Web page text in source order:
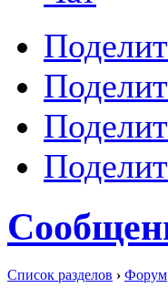
Список разделов › Форум